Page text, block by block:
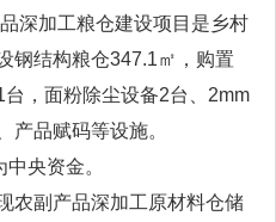
深加工粮仓建设项目是乡村
钢结构粮仓347.1㎡，购置
，面粉除尘设备2台、2mm
产品赋码等设施。
央资金。
农副产品深加工原材料仓储